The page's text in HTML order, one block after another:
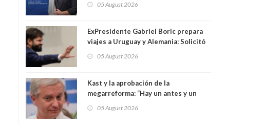
militantes del Gobierno. Entre ellas
47 kilos de droga
05 August 2026
ExPresidente Gabriel Boric prepara
viajes a Uruguay y Alemania: Solicitó
05 August 2026
Kast y la aprobación de la
megarreforma: “Hay un antes y un
05 August 2026